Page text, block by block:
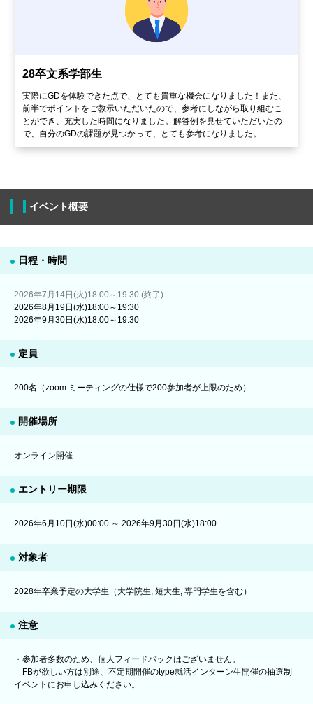
28卒文系学部生
実際にGDを体験できた点で、とても貴重な機会になりました！また、
前半でポイントをご教示いただいたので、参考にしながら取り組むこ
とができ、充実した時間になりました。解答例を見せていただいたの
で、自分のGDの課題が見つかって、とても参考になりました。
イベント概要
日程・時間
2026年7月14日(火)18:00～19:30 (終了)
2026年8月19日(水)18:00～19:30
2026年9月30日(水)18:00～19:30
定員
200名（zoom ミーティングの仕様で200参加者が上限のため）
開催場所
オンライン開催
エントリー期限
2026年6月10日(水)00:00 ～ 2026年9月30日(水)18:00
対象者
2028年卒業予定の大学生（大学院生, 短大生, 専門学生を含む）
注意
・参加者多数のため、個人フィードバックはございません。
FBが欲しい方は別途、不定期開催のtype就活インターン生開催の抽選制
イベントにお申し込みください。